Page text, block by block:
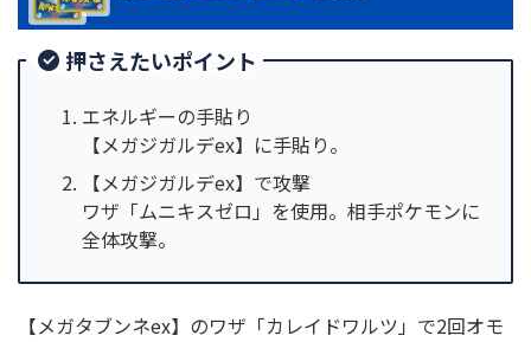
押さえたいポイント
エネルギーの手貼り
【メガジガルデex】に手貼り。
【メガジガルデex】で攻撃
ワザ「ムニキスゼロ」を使用。相手ポケモンに
全体攻撃。
【メガタブンネex】のワザ「カレイドワルツ」で2回オモ